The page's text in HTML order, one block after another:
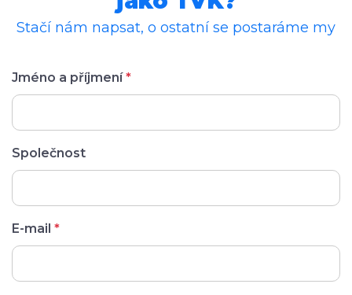
Stačí nám napsat, o ostatní se postaráme my
Jméno a příjmení*
Společnost
E-mail *